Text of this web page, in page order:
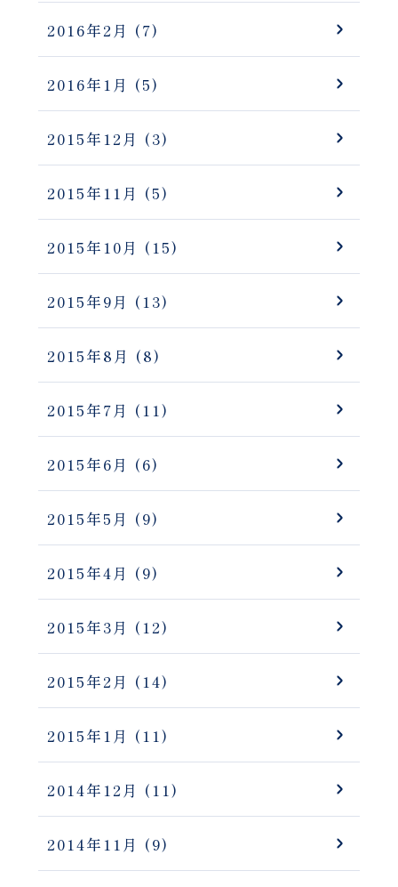
2016年2月 (7)
2016年1月 (5)
2015年12月 (3)
2015年11月 (5)
2015年10月 (15)
2015年9月 (13)
2015年8月 (8)
2015年7月 (11)
2015年6月 (6)
2015年5月 (9)
2015年4月 (9)
2015年3月 (12)
2015年2月 (14)
2015年1月 (11)
2014年12月 (11)
2014年11月 (9)